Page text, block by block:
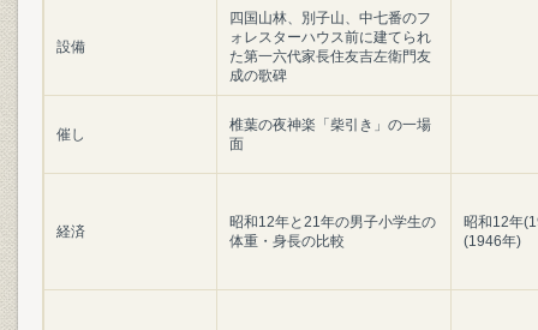
設備
四国山林、別子山、中七番のフ
ォレスターハウス前に建てられ
た第一六代家長住友吉左衛門友
成の歌碑
催し
椎葉の夜神楽「柴引き」の一場
面
経済
昭和12年と21年の男子小学生の
体重・身長の比較
昭和12年
(1946年)